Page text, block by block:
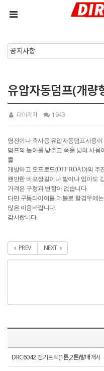
메
유압자동덤프(개량
다이레카 1943
염전이나 축사등 유압자동덤프사용
덤프의 높이를 낮추고 폭을 넓혀 사
를
개발하고 오프로드(OFF ROAD)의 추
왠만한 비포장길이나 밭이나 임야도
가격은 구형과 변함이 없습니다.
다만 구동타이어를 더블로 할경우에
많은 이용바랍니다.
감사합니다.
PREV NEXT
DRC6042 전기트럭(1톤,2톤)발매개시